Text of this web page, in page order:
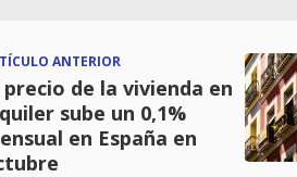
ANTERIOR
precio de la vivienda en
sube un 0,1%
en España en